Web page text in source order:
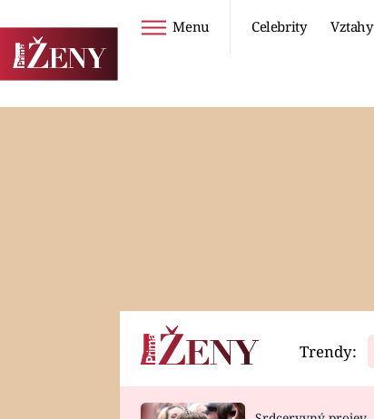
Menu Celebrity Vztahy
Horoskopy Video
Trendy: